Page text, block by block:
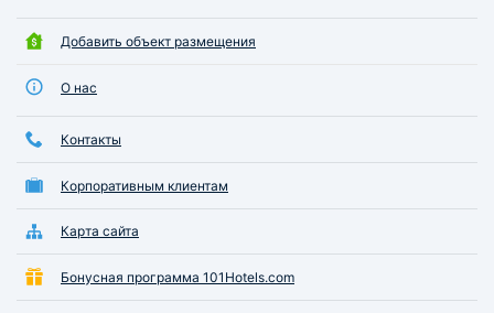
Добавить объект размещения
О нас
Контакты
Корпоративным клиентам
Карта сайта
Бонусная программа 101Hotels.com